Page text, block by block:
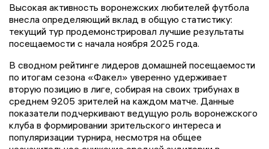
Высокая активность воронежских любителей футбола
внесла определяющий вклад в общую статистику:
текущий тур продемонстрировал лучшие результаты
посещаемости с начала ноября 2025 года.
В сводном рейтинге лидеров домашней посещаемости
по итогам сезона «Факел» уверенно удерживает
вторую позицию в лиге, собирая на своих трибунах в
среднем 9205 зрителей на каждом матче. Данные
показатели подчеркивают ведущую роль воронежского
клуба в формировании зрительского интереса и
популяризации турнира, несмотря на общее